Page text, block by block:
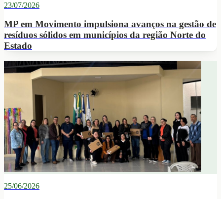
23/07/2026
MP em Movimento impulsiona avanços na gestão de
resíduos sólidos em municípios da região Norte do
Estado
25/06/2026